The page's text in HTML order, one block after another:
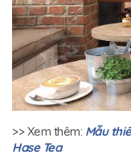
>> Xem thêm: Mẫu
Hase Tea